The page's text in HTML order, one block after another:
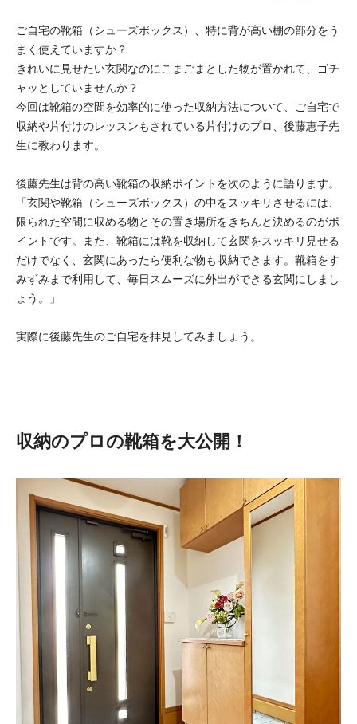
ご自宅の靴箱（シューズボックス）、特に背が高い棚の部分をう
まく使えていますか？
きれいに見せたい玄関なのにこまごまとした物が置かれて、ゴチ
ャッとしていませんか？
今回は靴箱の空間を効率的に使った収納方法について、ご自宅で
収納や片付けのレッスンもされている片付けのプロ、後藤恵子先
生に教わります。
後藤先生は背の高い靴箱の収納ポイントを次のように語ります。
「玄関や靴箱（シューズボックス）の中をスッキリさせるには、
限られた空間に収める物とその置き場所をきちんと決めるのがポ
イントです。また、靴箱には靴を収納して玄関をスッキリ見せる
だけでなく、玄関にあったら便利な物も収納できます。靴箱をす
みずみまで利用して、毎日スムーズに外出ができる玄関にしまし
ょう。」
実際に後藤先生のご自宅を拝見してみましょう。
収納のプロの靴箱を大公開！